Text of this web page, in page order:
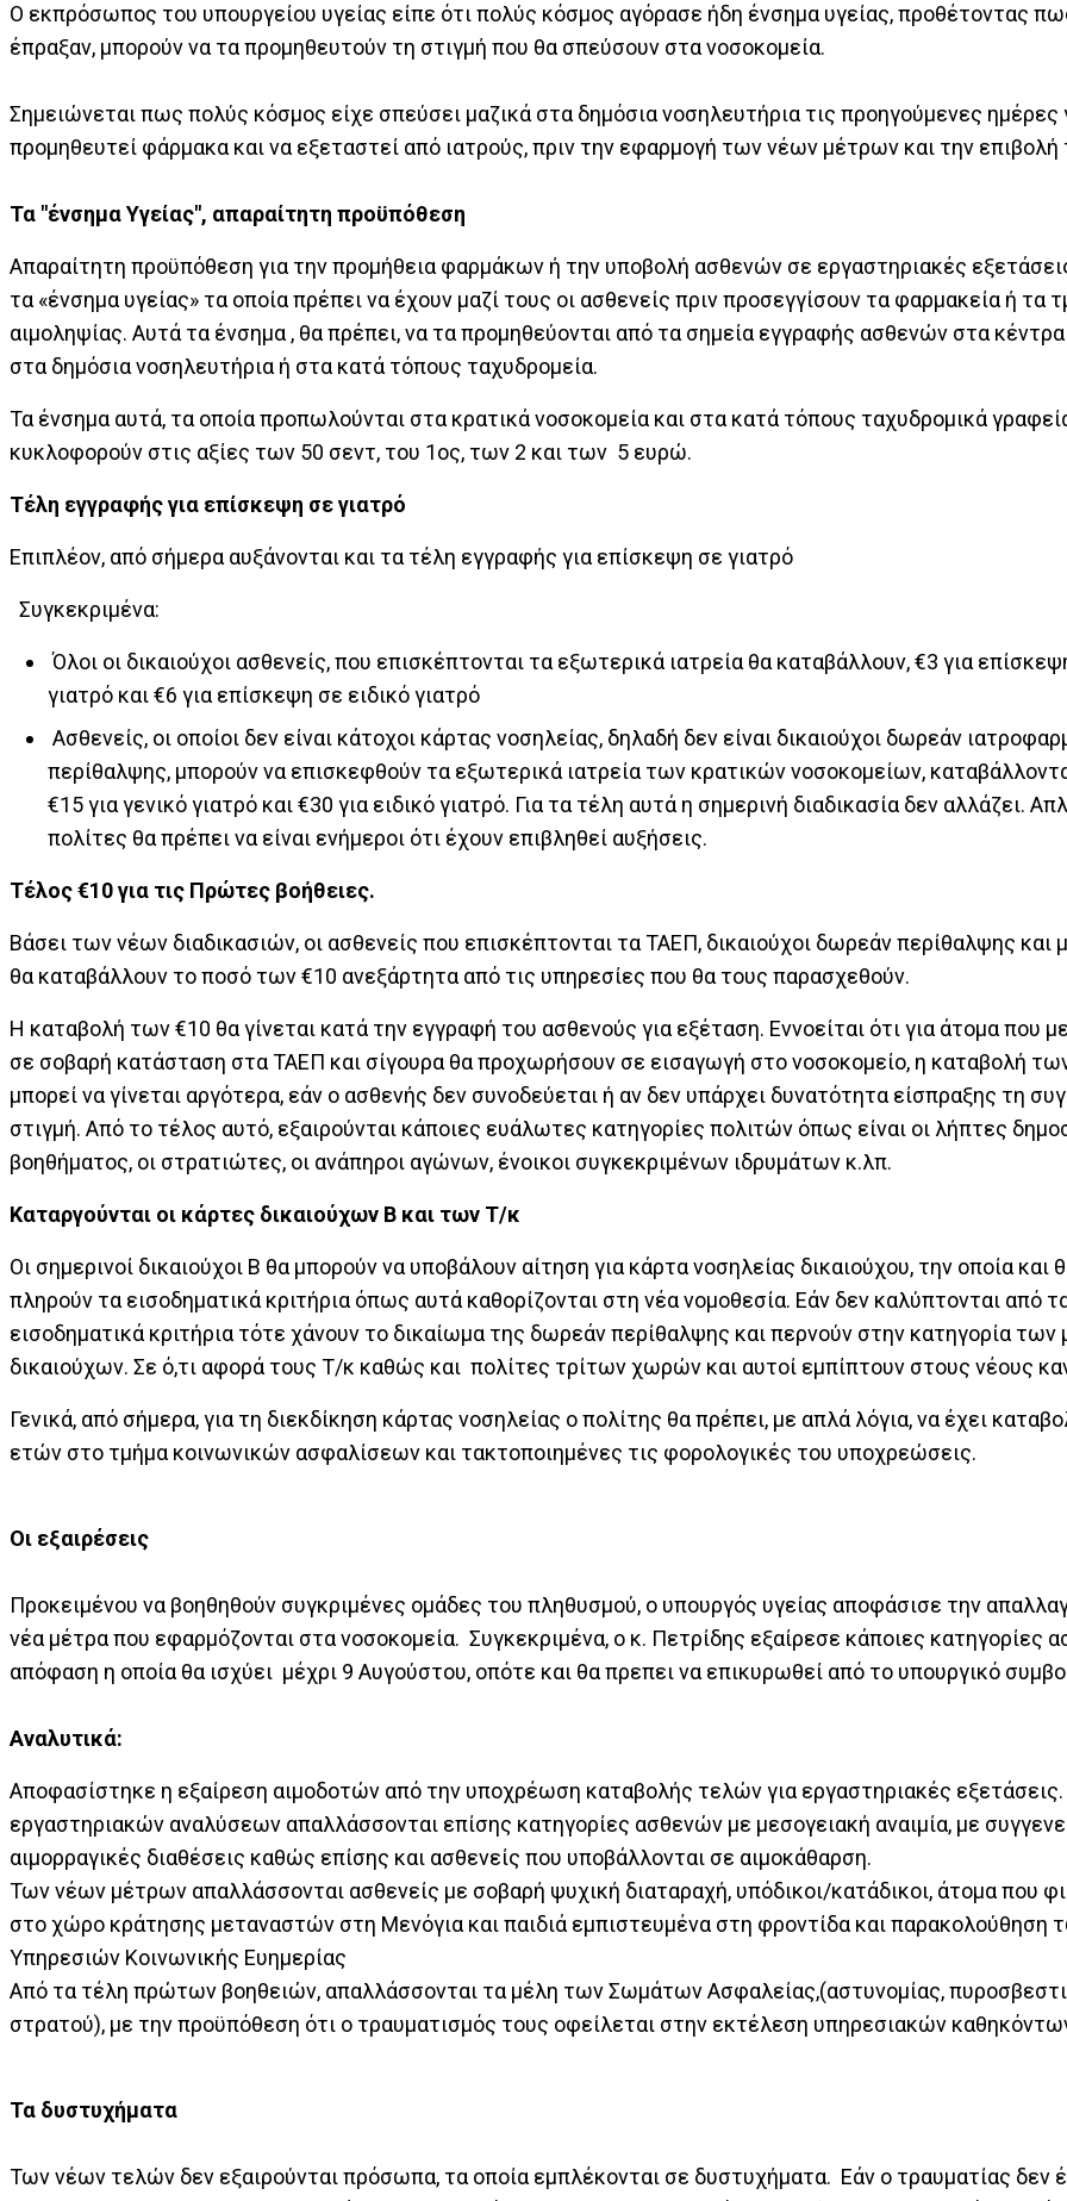
Ο εκπρόσωπος του υπουργείου υγείας είπε ότι πολύς κόσμος αγόρασε ήδη ένσημα υγείας, προθέτοντας
έπραξαν, μπορούν να τα προμηθευτούν τη στιγμή που θα σπεύσουν στα νοσοκομεία.
Σημειώνεται πως πολύς κόσμος είχε σπεύσει μαζικά στα δημόσια νοσηλευτήρια τις προηγούμενες ημέρες
προμηθευτεί φάρμακα και να εξεταστεί από ιατρούς, πριν την εφαρμογή των νέων μέτρων και την
Τα "ένσημα Υγείας", απαραίτητη προϋπόθεση
Απαραίτητη προϋπόθεση για την προμήθεια φαρμάκων ή την υποβολή ασθενών σε εργαστηριακές
τα «ένσημα υγείας» τα οποία πρέπει να έχουν μαζί τους οι ασθενείς πριν προσεγγίσουν τα φαρμακεία ή τα
αιμοληψίας. Αυτά τα ένσημα , θα πρέπει, να τα προμηθεύονται από τα σημεία εγγραφής ασθενών στα κέντρα
στα δημόσια νοσηλευτήρια ή στα κατά τόπους ταχυδρομεία.
Τα ένσημα αυτά, τα οποία προπωλούνται στα κρατικά νοσοκομεία και στα κατά τόπους ταχυδρομικά
κυκλοφορούν στις αξίες των 50 σεντ, του 1ος, των 2 και των 5 ευρώ.
Τέλη εγγραφής για επίσκεψη σε γιατρό
Επιπλέον, από σήμερα αυξάνονται και τα τέλη εγγραφής για επίσκεψη σε γιατρό
Συγκεκριμένα:
Όλοι οι δικαιούχοι ασθενείς, που επισκέπτονται τα εξωτερικά ιατρεία θα καταβάλλουν, €3 για
γιατρό και €6 για επίσκεψη σε ειδικό γιατρό
Ασθενείς, οι οποίοι δεν είναι κάτοχοι κάρτας νοσηλείας, δηλαδή δεν είναι δικαιούχοι δωρεάν
περίθαλψης, μπορούν να επισκεφθούν τα εξωτερικά ιατρεία των κρατικών νοσοκομείων,
€15 για γενικό γιατρό και €30 για ειδικό γιατρό. Για τα τέλη αυτά η σημερινή διαδικασία δεν αλλάζει.
πολίτες θα πρέπει να είναι ενήμεροι ότι έχουν επιβληθεί αυξήσεις.
Τέλος €10 για τις Πρώτες βοήθειες.
Βάσει των νέων διαδικασιών, οι ασθενείς που επισκέπτονται τα ΤΑΕΠ, δικαιούχοι δωρεάν περίθαλψης και
θα καταβάλλουν το ποσό των €10 ανεξάρτητα από τις υπηρεσίες που θα τους παρασχεθούν.
Η καταβολή των €10 θα γίνεται κατά την εγγραφή του ασθενούς για εξέταση. Εννοείται ότι για άτομα που
σε σοβαρή κατάσταση στα ΤΑΕΠ και σίγουρα θα προχωρήσουν σε εισαγωγή στο νοσοκομείο, η καταβολή
μπορεί να γίνεται αργότερα, εάν ο ασθενής δεν συνοδεύεται ή αν δεν υπάρχει δυνατότητα είσπραξης τη
στιγμή. Από το τέλος αυτό, εξαιρούνται κάποιες ευάλωτες κατηγορίες πολιτών όπως είναι οι λήπτες
βοηθήματος, οι στρατιώτες, οι ανάπηροι αγώνων, ένοικοι συγκεκριμένων ιδρυμάτων κ.λπ.
Καταργούνται οι κάρτες δικαιούχων Β και των Τ/κ
Οι σημερινοί δικαιούχοι Β θα μπορούν να υποβάλουν αίτηση για κάρτα νοσηλείας δικαιούχου, την οποία και
πληρούν τα εισοδηματικά κριτήρια όπως αυτά καθορίζονται στη νέα νομοθεσία. Εάν δεν καλύπτονται από
εισοδηματικά κριτήρια τότε χάνουν το δικαίωμα της δωρεάν περίθαλψης και περνούν στην κατηγορία των
δικαιούχων. Σε ό,τι αφορά τους Τ/κ καθώς και πολίτες τρίτων χωρών και αυτοί εμπίπτουν στους νέους
Γενικά, από σήμερα, για τη διεκδίκηση κάρτας νοσηλείας ο πολίτης θα πρέπει, με απλά λόγια, να έχει
ετών στο τμήμα κοινωνικών ασφαλίσεων και τακτοποιημένες τις φορολογικές του υποχρεώσεις.
Οι εξαιρέσεις
Προκειμένου να βοηθηθούν συγκριμένες ομάδες του πληθυσμού, ο υπουργός υγείας αποφάσισε την
νέα μέτρα που εφαρμόζονται στα νοσοκομεία. Συγκεκριμένα, ο κ. Πετρίδης εξαίρεσε κάποιες κατηγορίες
απόφαση η οποία θα ισχύει μέχρι 9 Αυγούστου, οπότε και θα πρεπει να επικυρωθεί από το υπουργικό
Αναλυτικά:
Αποφασίστηκε η εξαίρεση αιμοδοτών από την υποχρέωση καταβολής τελών για εργαστηριακές
εργαστηριακών αναλύσεων απαλλάσσονται επίσης κατηγορίες ασθενών με μεσογειακή αναιμία, με
αιμορραγικές διαθέσεις καθώς επίσης και ασθενείς που υποβάλλονται σε αιμοκάθαρση.
Των νέων μέτρων απαλλάσσονται ασθενείς με σοβαρή ψυχική διαταραχή, υπόδικοι/κατάδικοι, άτομα που
στο χώρο κράτησης μεταναστών στη Μενόγια και παιδιά εμπιστευμένα στη φροντίδα και παρακολούθηση
Υπηρεσιών Κοινωνικής Ευημερίας
Από τα τέλη πρώτων βοηθειών, απαλλάσσονται τα μέλη των Σωμάτων Ασφαλείας,(αστυνομίας,
στρατού), με την προϋπόθεση ότι ο τραυματισμός τους οφείλεται στην εκτέλεση υπηρεσιακών
Τα δυστυχήματα
Των νέων τελών δεν εξαιρούνται πρόσωπα, τα οποία εμπλέκονται σε δυστυχήματα. Εάν ο τραυματίας δεν